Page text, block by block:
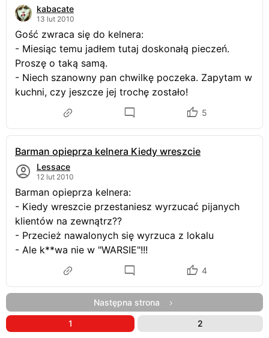
kabacate
13 lut 2010
Gość zwraca się do kelnera:
- Miesiąc temu jadłem tutaj doskonałą pieczeń.
Proszę o taką samą.
- Niech szanowny pan chwilkę poczeka. Zapytam w
kuchni, czy jeszcze jej trochę zostało!
5
Barman opieprza kelnera Kiedy wreszcie
Lessace
12 lut 2010
Barman opieprza kelnera:
- Kiedy wreszcie przestaniesz wyrzucać pijanych
klientów na zewnątrz??
- Przecież nawalonych się wyrzuca z lokalu
- Ale k**wa nie w "WARSIE"!!!
4
Następna strona
1 2